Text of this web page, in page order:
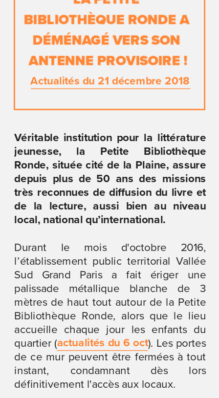
Véritable institution pour la littérature
jeunesse, la Petite Bibliothèque
Ronde, située cité de la Plaine, assure
depuis plus de 50 ans des missions
très reconnues de diffusion du livre et
de la lecture, aussi bien au niveau
local, national qu’international.
Durant le mois d'octobre 2016,
l’établissement public territorial Vallée
Sud Grand Paris a fait ériger une
palissade métallique blanche de 3
mètres de haut tout autour de la Petite
Bibliothèque Ronde, alors que le lieu
accueille chaque jour les enfants du
quartier (actualités du 6 oct). Les portes
de ce mur peuvent être fermées à tout
instant, condamnant dès lors
définitivement l'accès aux locaux.
BIBLIOTHÈQUE RONDE A
DÉMÉNAGÉ VERS SON
ANTENNE PROVISOIRE !
Actualités du 21 décembre 2018